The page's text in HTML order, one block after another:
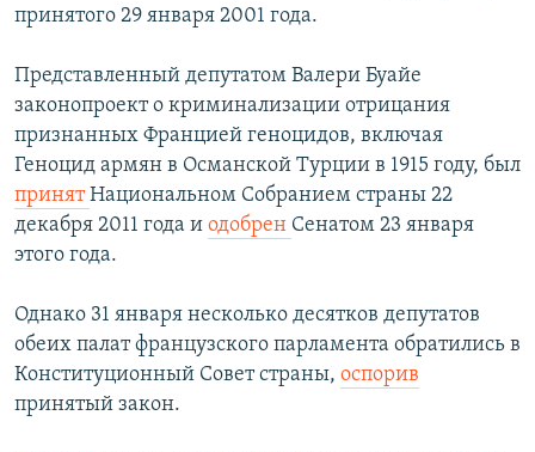
принятого 29 января 2001 года.
Представленный депутатом Валери Буайе
законопроект о криминализации отрицания
признанных Францией геноцидов, включая
Геноцид армян в Османской Турции в 1915 году, был
принятНациональном Собранием страны 22
декабря 2011 года и одобрен Сенатом 23 января
этого года.
Однако 31 января несколько десятков депутатов
обеих палат французского парламента обратились в
Конституционный Совет страны, оспорив
принятый закон.